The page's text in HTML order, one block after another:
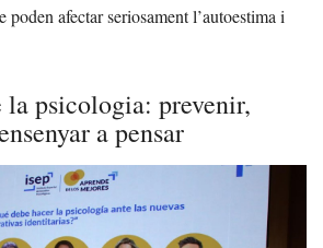
poden afectar seriosament l’autoestima i
la psicologia: prevenir,
a pensar